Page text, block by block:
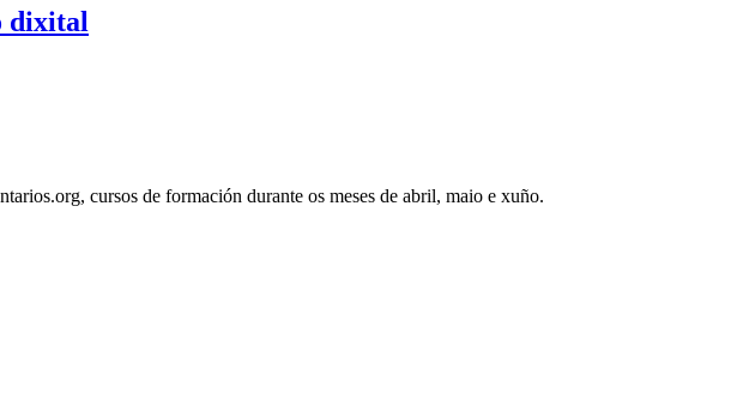
dixital
cursos de formación durante os meses de abril, maio e xuño.